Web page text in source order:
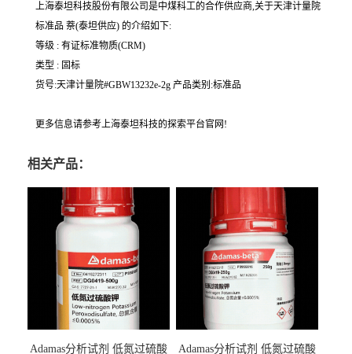
上海泰坦科技股份有限公司是中煤科工的合作供应商,关于天津计量院
标准品 萘(泰坦供应) 的介绍如下:
等级 : 有证标准物质(CRM)
类型 : 固标
货号:天津计量院#GBW13232e-2g 产品类别:标准品
更多信息请参考上海泰坦科技的探索平台官网!
相关产品：
Adamas分析试剂 低氮过硫酸
Adamas分析试剂 低氮过硫酸